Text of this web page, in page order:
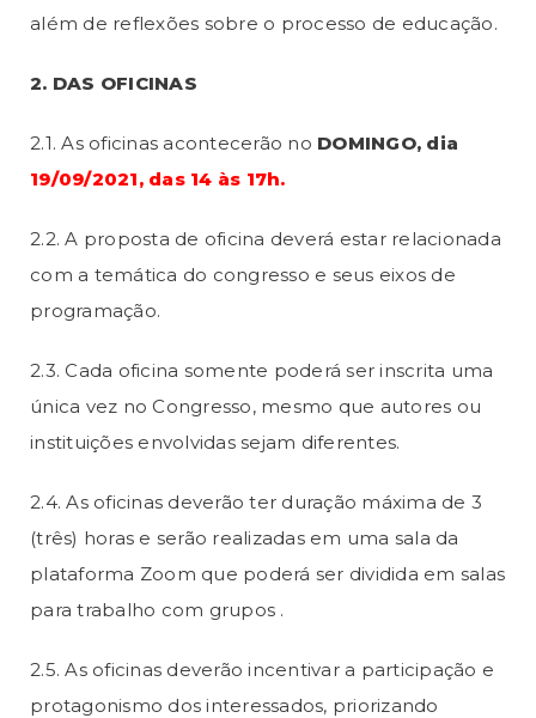
além de reflexões sobre o processo de educação.
2. DAS OFICINAS
2.1. As oficinas acontecerão no DOMINGO, dia
19/09/2021, das 14 às 17h.
2.2. A proposta de oficina deverá estar relacionada
com a temática do congresso e seus eixos de
programação.
2.3. Cada oficina somente poderá ser inscrita uma
única vez no Congresso, mesmo que autores ou
instituições envolvidas sejam diferentes.
2.4. As oficinas deverão ter duração máxima de 3
(três) horas e serão realizadas em uma sala da
plataforma Zoom que poderá ser dividida em salas
para trabalho com grupos .
2.5. As oficinas deverão incentivar a participação e
protagonismo dos interessados, priorizando